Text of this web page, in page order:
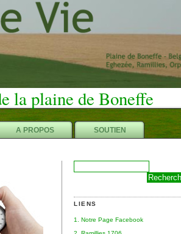
la plaine de Boneffe
A PROPOS SOUTIEN
LIENS
1. Notre Page Facebook